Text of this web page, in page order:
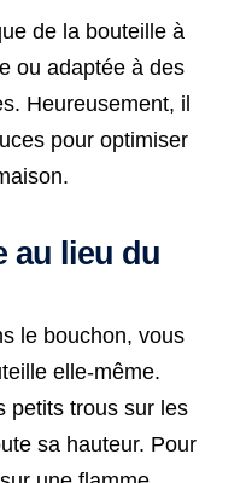
de la bouteille à
ou adaptée à des
Heureusement, il
pour optimiser
au lieu du
le bouchon, vous
elle-même.
petits trous sur les
sa hauteur. Pour